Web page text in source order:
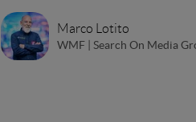
Marco Lotito
WMF | Search On Media